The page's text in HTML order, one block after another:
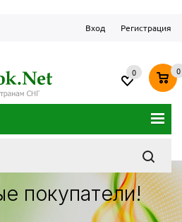
Вход Регистрация
0 0
покупатели!